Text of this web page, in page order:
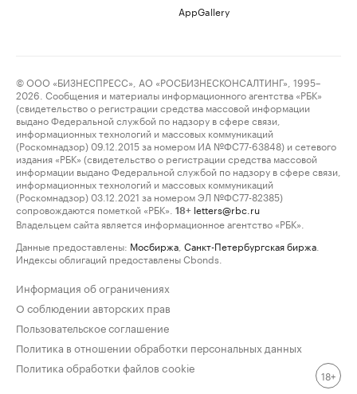
AppGallery
© ООО «БИЗНЕСПРЕСС», АО «РОСБИЗНЕСКОНСАЛТИНГ», 1995–
2026. Сообщения и материалы информационного агентства «РБК»
(свидетельство о регистрации средства массовой информации
выдано Федеральной службой по надзору в сфере связи,
информационных технологий и массовых коммуникаций
(Роскомнадзор) 09.12.2015 за номером ИА №ФС77-63848) и сетевого
издания «РБК» (свидетельство о регистрации средства массовой
информации выдано Федеральной службой по надзору в сфере связи,
информационных технологий и массовых коммуникаций
(Роскомнадзор) 03.12.2021 за номером ЭЛ №ФС77-82385)
сопровождаются пометкой «РБК».
18+ letters@rbc.ru
Владельцем сайта является информационное агентство «РБК».
Данные предоставлены: Мосбиржа Санкт-Петербургская биржа
Индексы облигаций предоставлены Cbonds.
Информация об ограничениях
О соблюдении авторских прав
Пользовательское соглашение
Политика в отношении обработки персональных данных
Политика обработки файлов cookie
18+